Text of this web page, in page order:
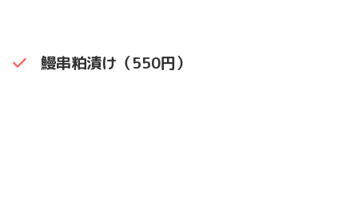
鰻串粕漬け（550円）